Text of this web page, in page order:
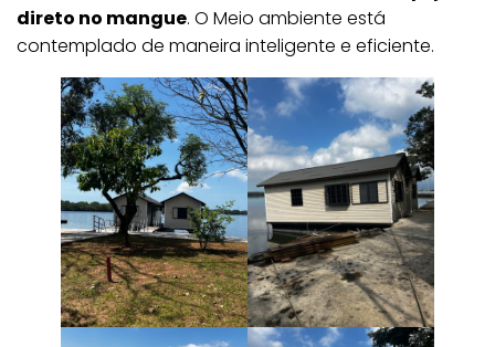
direto no mangue. O Meio ambiente está
contemplado de maneira inteligente e eficiente.